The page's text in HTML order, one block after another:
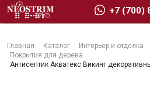
Главная Каталог Интерьер и отделка
Покрытия для дерева
Антисептик Акватекс Викинг
+7 (700)